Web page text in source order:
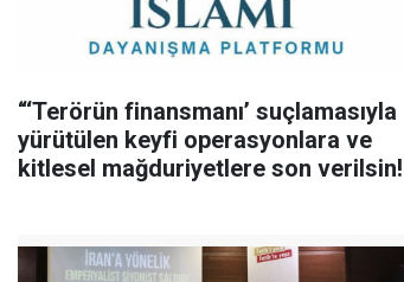
“‘Terörün finansmanı’ suçlamasıyla
yürütülen keyfi operasyonlara ve
kitlesel mağduriyetlere son